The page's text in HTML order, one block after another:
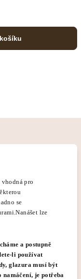
pro
se
lze
a postupně
li používat
glazura musí být
namáčení, je potřeba